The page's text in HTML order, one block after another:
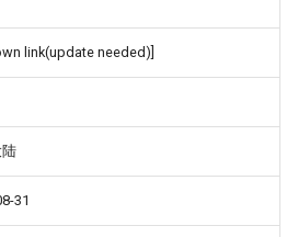
link(update needed)]
31